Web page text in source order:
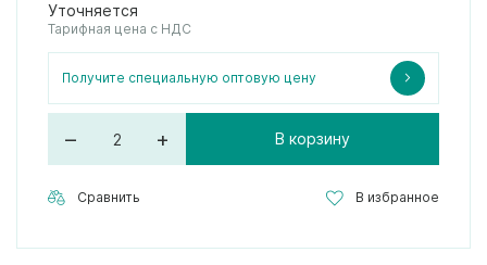
Уточняется
Тарифная цена с НДС
Получите специальную оптовую цену
– + В корзину
Сравнить В избранное